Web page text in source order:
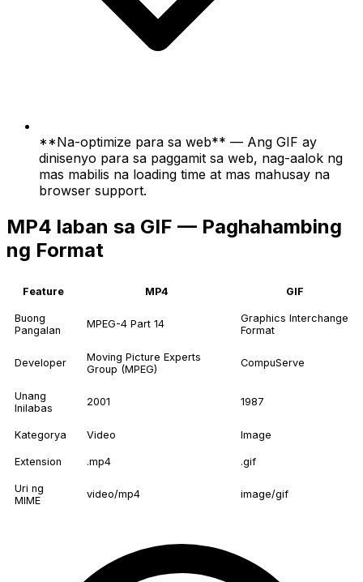
**Na-optimize para sa web** — Ang GIF ay
dinisenyo para sa paggamit sa web, nag-aalok ng
mas mabilis na loading time at mas mahusay na
browser support.
MP4 laban sa GIF — Paghahambing
ng Format
Feature MP4 GIF
Buong
Pangalan
MPEG-4 Part 14
Graphics Interchange
Format
Developer
Moving Picture Experts
Group (MPEG)
CompuServe
Unang
Inilabas
2001 1987
Kategorya Video Image
Extension .mp4 .gif
Uri ng
MIME
video/mp4 image/gif